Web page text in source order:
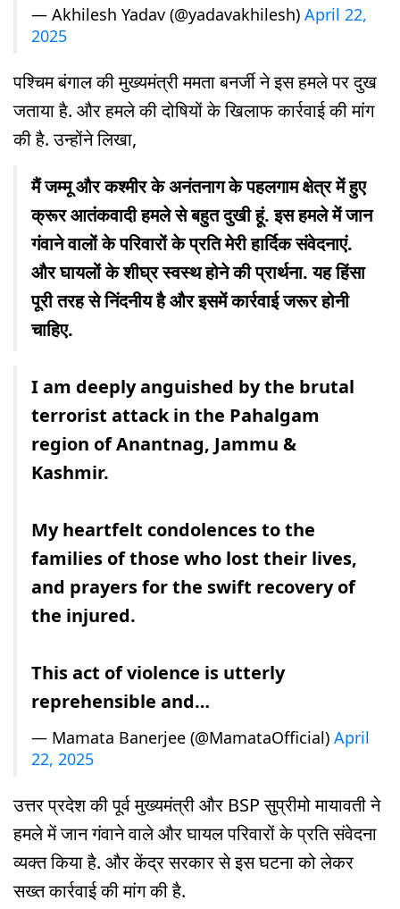
— Akhilesh Yadav (@yadavakhilesh) April 22,
2025
पश्चिम बंगाल की मुख्यमंत्री ममता बनर्जी ने इस हमले पर दुख
जताया है. और हमले की दोषियों के खिलाफ कार्रवाई की मांग
की है. उन्होंने लिखा,
मैं जम्मू और कश्मीर के अनंतनाग के पहलगाम क्षेत्र में हुए
क्रूर आतंकवादी हमले से बहुत दुखी हूं. इस हमले में जान
गंवाने वालों के परिवारों के प्रति मेरी हार्दिक संवेदनाएं.
और घायलों के शीघ्र स्वस्थ होने की प्रार्थना. यह हिंसा
पूरी तरह से निंदनीय है और इसमें कार्रवाई जरूर होनी
चाहिए.
I am deeply anguished by the brutal
terrorist attack in the Pahalgam
region of Anantnag, Jammu &
Kashmir.
My heartfelt condolences to the
families of those who lost their lives,
and prayers for the swift recovery of
the injured.
This act of violence is utterly
reprehensible and…
— Mamata Banerjee (@MamataOfficial) April
22, 2025
उत्तर प्रदेश की पूर्व मुख्यमंत्री और BSP सुप्रीमो मायावती ने
हमले में जान गंवाने वाले और घायल परिवारों के प्रति संवेदना
व्यक्त किया है. और केंद्र सरकार से इस घटना को लेकर
सख्त कार्रवाई की मांग की है.